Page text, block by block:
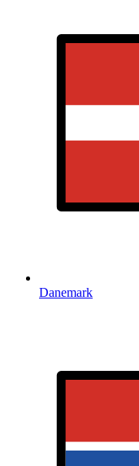
Danemark